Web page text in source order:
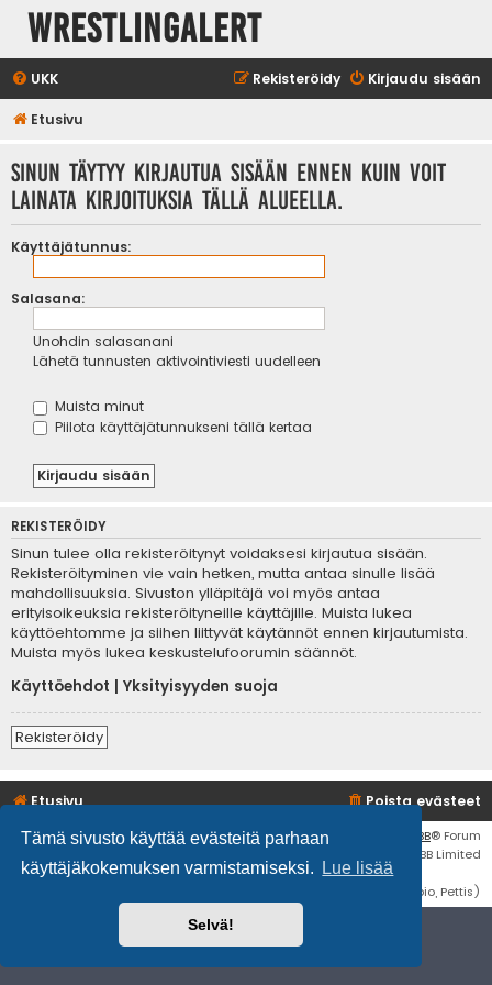
Tämä sivusto käyttää evästeitä parhaan
käyttäjäkokemuksen varmistamiseksi.
Lue lisää
Selvä!
WrestlingAlert
UKK Kirjaudu sisään
Rekisteröidy
Etusivu
Sinun täytyy kirjautua sisään ennen kuin voit
lainata kirjoituksia tällä alueella.
Käyttäjätunnus:
Salasana:
Unohdin salasanani
Lähetä tunnusten aktivointiviesti uudelleen
Muista minut
Piilota käyttäjätunnukseni tällä kertaa
REKISTERÖIDY
Sinun tulee olla rekisteröitynyt voidaksesi kirjautua sisään.
Rekisteröityminen vie vain hetken, mutta antaa sinulle lisää
mahdollisuuksia. Sivuston ylläpitäjä voi myös antaa
erityisoikeuksia rekisteröityneille käyttäjille. Muista lukea
käyttöehtomme ja siihen liittyvät käytännöt ennen kirjautumista.
Muista myös lukea keskustelufoorumin säännöt.
Käyttöehdot
Yksityisyyden suoja
Rekisteröidy
Etusivu Poista evästeet
Flat Style byIan Bradley• Keskustelufoorumin ohjelmisto phpBB® Forum
Software © phpBB Limited
Käännös: phpBB Suomi (lurttinen, harritapio, Pettis)